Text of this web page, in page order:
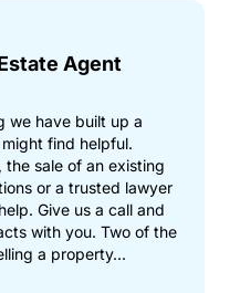
Agent
we have built up a
find helpful.
sale of an existing
or a trusted lawyer
Give us a call and
with you. Two of the
a property...